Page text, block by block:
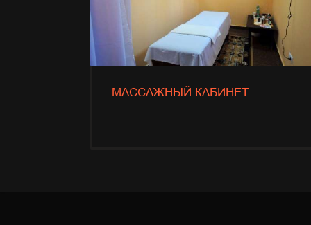
МАССАЖНЫЙ КАБИНЕТ